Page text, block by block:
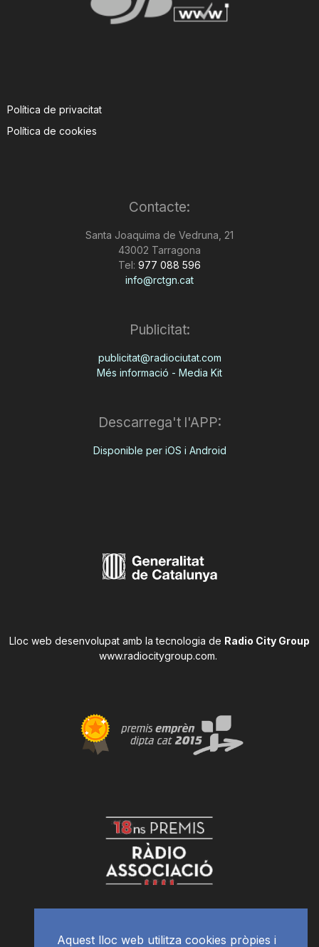
Política de privacitat
Política de cookies
Contacte:
Santa Joaquima de Vedruna, 21
43002 Tarragona
Tel: 977 088 596
info@rctgn.cat
Publicitat:
publicitat@radiociutat.com
Més informació - Media Kit
Descarrega't l'APP:
Disponible per iOS i Android
Lloc web desenvolupat amb la tecnologia de Radio City Group
www.radiocitygroup.com.
Aquest lloc web utilitza cookies pròpies i